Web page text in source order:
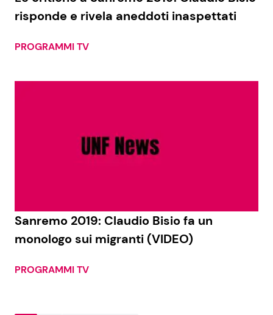
risponde e rivela aneddoti inaspettati
PROGRAMMI TV
Sanremo 2019: Claudio Bisio fa un
monologo sui migranti (VIDEO)
PROGRAMMI TV